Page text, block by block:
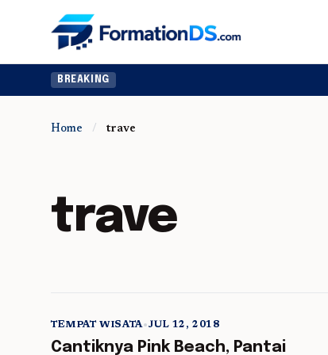
BREAKING
Home / trave
trave
5 min read
TEMPAT WISATA•JUL 12, 2018
Cantiknya Pink Beach, Pantai